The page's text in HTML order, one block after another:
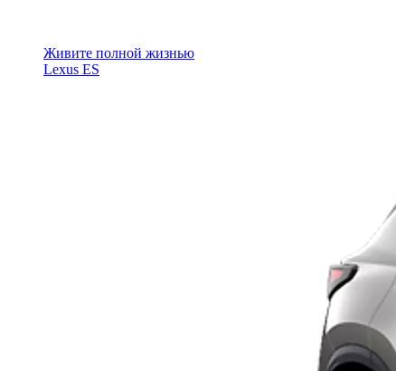
Живите полной жизнью
Lexus ES